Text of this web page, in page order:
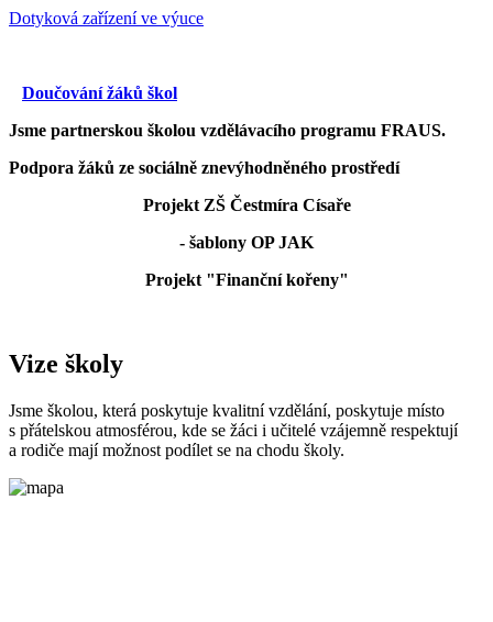
Dotyková zařízení ve výuce
Doučování žáků škol
Jsme partnerskou školou vzdělávacího programu FRAUS.
Podpora žáků ze sociálně znevýhodněného prostředí
Projekt ZŠ Čestmíra Císaře
- šablony OP JAK
Projekt "Finanční kořeny"
Vize školy
Jsme školou, která poskytuje kvalitní vzdělání, poskytuje místo
s přátelskou atmosférou, kde se žáci i učitelé vzájemně respektují
a rodiče mají možnost podílet se na chodu školy.